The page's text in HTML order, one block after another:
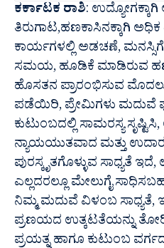
ಕರ್ಕಾಟಕ ರಾಶಿ:
ತಿರುಗಾಟ,ಹಣಕಾಸಿನಕ್ಕಾಗಿ
ಕಾರ್ಯಗಳಲ್ಲಿ ಅಡಚಣೆ,
ಸಮಯ, ಹೂಡಿಕೆ ಮಾಡಿರುವ ಹಣ
ಹೊಸತನ ಪ್ರಾರಂಭಿಸುವ
ಪಡೆಯಿರಿ, ಪ್ರೇಮಿಗಳು ಮದುವೆ
ಕುಟುಂಬದಲ್ಲಿ ಸಾಮರಸ್ಯ
ನ್ಯಾಯಯುತವಾದ ಮತ್ತು
ಪುರಸ್ಕೃತಗೊಳ್ಳುವ ಸಾಧ್ಯತೆ ಇದೆ,
ಎಲ್ಲದರಲ್ಲೂ ಮೇಲುಗೈ
ನಿಮ್ಮ ಮದುವೆ ವಿಳಂಬ ಸಾಧ್ಯತೆ,
ಪ್ರಣಯದ ಉತ್ಕಟತೆಯನ್ನು
ಪ್ರಯತ್ನ ಹಾಗೂ ಕುಟುಂಬ